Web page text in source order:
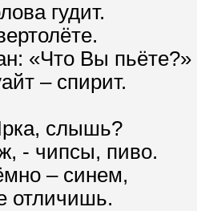
гудит.
«Что Вы пьёте?»
– спирит.
слышь?
- чипсы, пиво.
– синем,
отличишь.